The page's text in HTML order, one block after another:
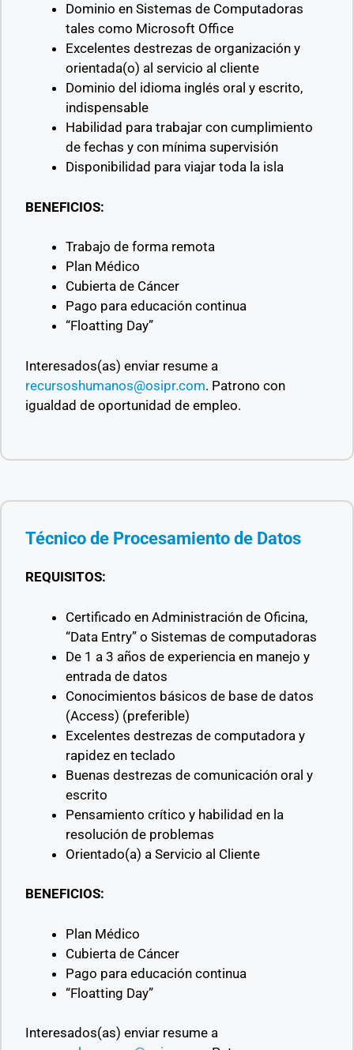
Dominio en Sistemas de Computadoras
tales como Microsoft Office
Excelentes destrezas de organización y
orientada(o) al servicio al cliente
Dominio del idioma inglés oral y escrito,
indispensable
Habilidad para trabajar con cumplimiento
de fechas y con mínima supervisión
Disponibilidad para viajar toda la isla
BENEFICIOS:
Trabajo de forma remota
Plan Médico
Cubierta de Cáncer
Pago para educación continua
“Floatting Day”
Interesados(as) enviar resume a
recursoshumanos@osipr.com. Patrono con
igualdad de oportunidad de empleo.
Técnico de Procesamiento de Datos
REQUISITOS:
Certificado en Administración de Oficina,
“Data Entry” o Sistemas de computadoras
De 1 a 3 años de experiencia en manejo y
entrada de datos
Conocimientos básicos de base de datos
(Access) (preferible)
Excelentes destrezas de computadora y
rapidez en teclado
Buenas destrezas de comunicación oral y
escrito
Pensamiento crítico y habilidad en la
resolución de problemas
Orientado(a) a Servicio al Cliente
BENEFICIOS:
Plan Médico
Cubierta de Cáncer
Pago para educación continua
“Floatting Day”
Interesados(as) enviar resume a